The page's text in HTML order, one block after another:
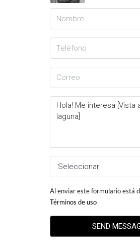
Seleccionar
Al enviar este formulario está
Términos de uso
SEND